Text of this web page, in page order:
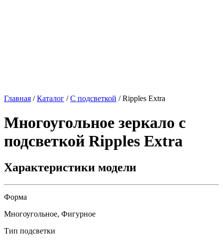
Главная /Каталог /С подсветкой /Ripples Extra
Многоугольное зеркало с
подсветкой Ripples Extra
Характеристики модели
Форма
Многоугольное, Фигурное
Тип подсветки